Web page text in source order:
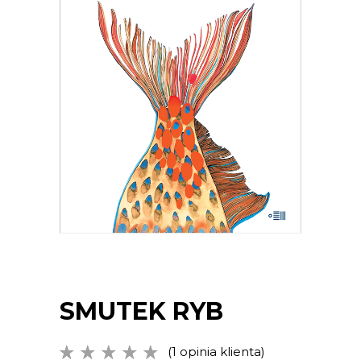
SMUTEK RYB
Oceniony
1
(1 opinia klienta)